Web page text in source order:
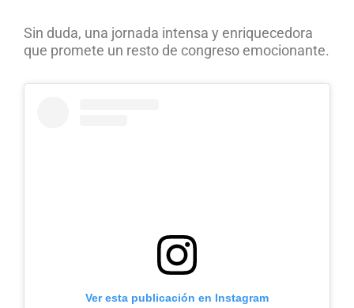
Sin duda, una jornada intensa y enriquecedora
que promete un resto de congreso emocionante.
Ver esta publicación en Instagram